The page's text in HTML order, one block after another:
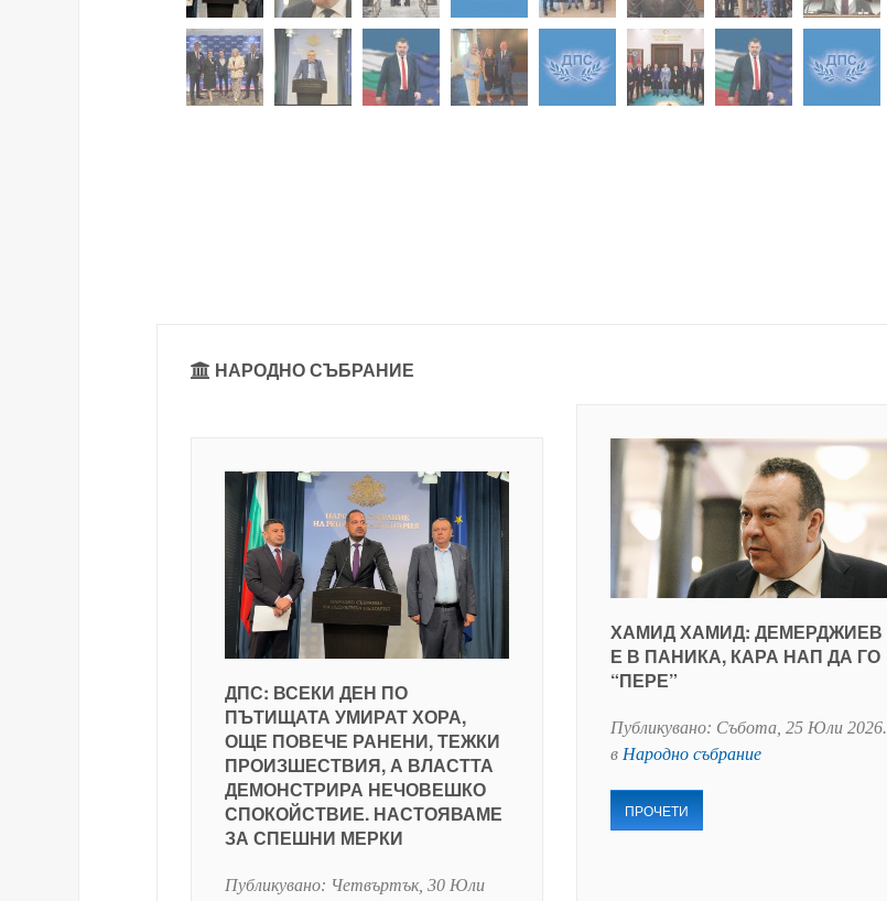
НАРОДНО СЪБРАНИЕ
ДПС: ВСЕКИ ДЕН ПО
ПЪТИЩАТА УМИРАТ ХОРА,
ОЩЕ ПОВЕЧЕ РАНЕНИ, ТЕЖКИ
ПРОИЗШЕСТВИЯ, А ВЛАСТТА
ДЕМОНСТРИРА НЕЧОВЕШКО
СПОКОЙСТВИЕ. НАСТОЯВАМЕ
ЗА СПЕШНИ МЕРКИ
Публикувано: Четвъртък, 30 Юли
ХАМИД ХАМИД: ДЕМЕРДЖИЕВ
Е В ПАНИКА, КАРА НАП ДА ГО
“ПЕРЕ”
Публикувано: Събота, 25 Юли 2026.
в Народно събрание
ПРОЧЕТИ